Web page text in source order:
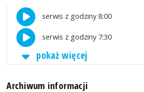
serwis z godziny 8:00
serwis z godziny 7:30
pokaż więcej
Archiwum informacji